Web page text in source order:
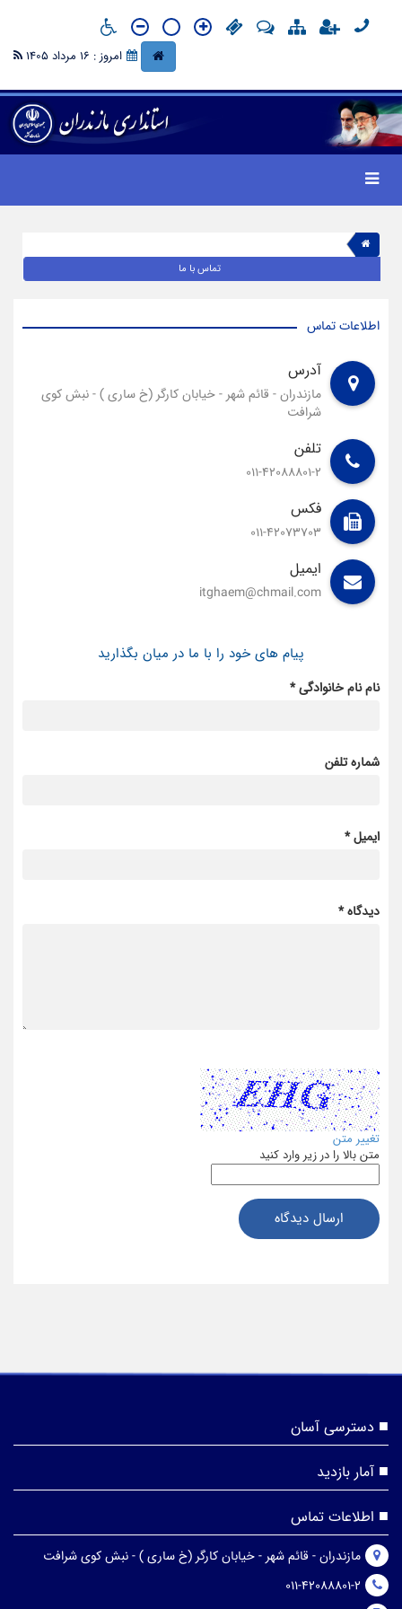
امروز : 16 مرداد 1405
تماس با ما
اطلاعات تماس
آدرس
مازندران - قائم شهر - خیابان کارگر (خ ساری ) - نبش کوی
شرافت
تلفن
011-42088801-2
فکس
011-42073703
ایمیل
itghaem@chmail.com
پیام های خود را با ما در میان بگذارید
نام نام خانوادگی *
شماره تلفن
ایمیل *
دیدگاه *
تغییر متن
متن بالا را در زیر وارد کنید
ارسال دیدگاه
دسترسی آسان
آمار بازدید
اطلاعات تماس
مازندران - قائم شهر - خیابان کارگر (خ ساری ) - نبش کوی شرافت
011-42088801-2